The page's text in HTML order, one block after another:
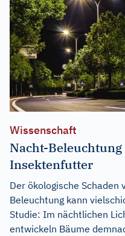
Wissenschaft
Nacht-
Insektenfutter
Der ökologische
Beleuchtung kann
Studie: Im nächtlichen
entwickeln Bäume